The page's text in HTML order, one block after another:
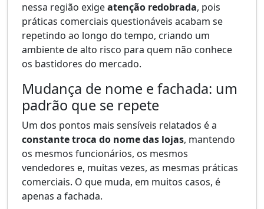
nessa região exigeatenção redobrada, pois
práticas comerciais questionáveis acabam se
repetindo ao longo do tempo, criando um
ambiente de alto risco para quem não conhece
os bastidores do mercado.
Mudança de nome e fachada: um
padrão que se repete
Um dos pontos mais sensíveis relatados é a
constante troca do nome das lojas, mantendo
os mesmos funcionários, os mesmos
vendedores e, muitas vezes, as mesmas práticas
comerciais. O que muda, em muitos casos, é
apenas a fachada.